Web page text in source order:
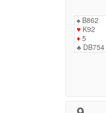
♠ B862
♥ K92
♦ 5
♣ DB754